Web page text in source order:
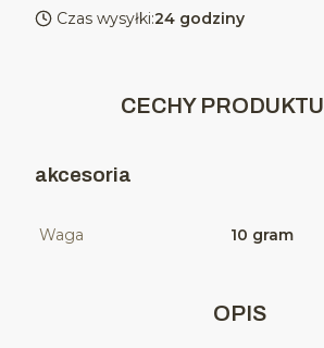
Czas wysyłki:24 godziny
CECHY PRODUKTU
akcesoria
Waga 10 gram
OPIS